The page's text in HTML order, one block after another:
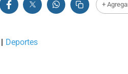
+
| Deportes